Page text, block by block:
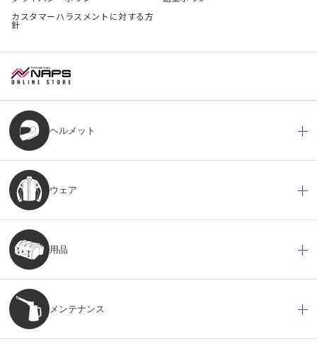
カスタマーハラスメントに対する方
針
ヘルメット
ウェア
用品
メンテナンス